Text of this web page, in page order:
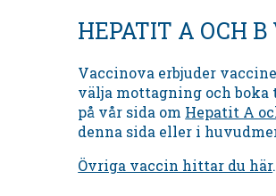
HEPATIT A OCH B
Vaccinova erbjuder
välja mottagning och
på vår sida om Hepatit A
denna sida eller i
Övriga vaccin hittar du här.